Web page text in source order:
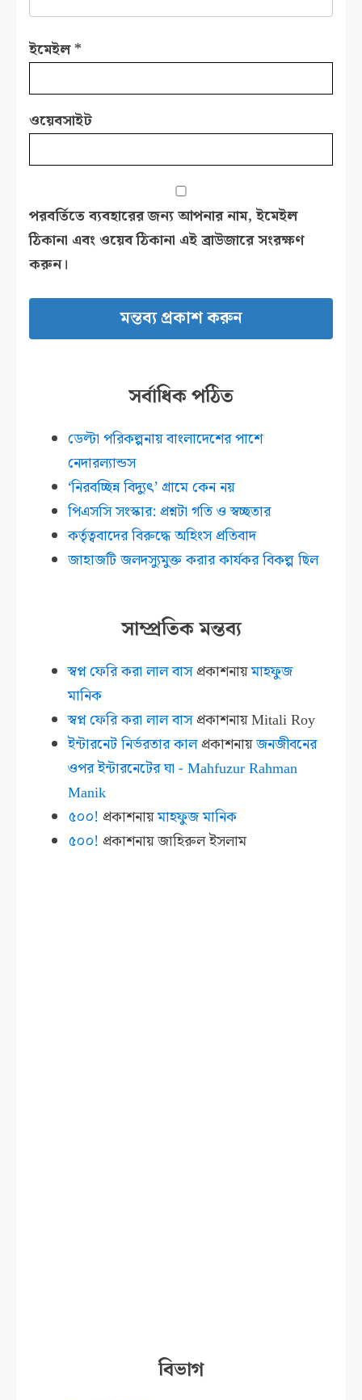
ইমেইল*
ওয়েবসাইট
পরবর্তিতে ব্যবহারের জন্য আপনার নাম, ইমেইল
ঠিকানা এবং ওয়েব ঠিকানা এই ব্রাউজারে সংরক্ষণ
করুন।
সর্বাধিক পঠিত
ডেল্টা পরিকল্পনায় বাংলাদেশের পাশে
নেদারল্যান্ডস
‘নিরবচ্ছিন্ন বিদ্যুৎ’ গ্রামে কেন নয়
পিএসসি সংস্কার: প্রশ্নটা গতি ও স্বচ্ছতার
কর্তৃত্ববাদের বিরুদ্ধে অহিংস প্রতিবাদ
জাহাজটি জলদস্যুমুক্ত করার কার্যকর বিকল্প ছিল
সাম্প্রতিক মন্তব্য
স্বপ্ন ফেরি করা লাল বাসপ্রকাশনায়মাহফুজ
মানিক
স্বপ্ন ফেরি করা লাল বাসপ্রকাশনায়Mitali Roy
ইন্টারনেট নির্ভরতার কালপ্রকাশনায়জনজীবনের
ওপর ইন্টারনেটের ঘা - Mahfuzur Rahman
Manik
৫০০! প্রকাশনায়মাহফুজ মানিক
৫০০! প্রকাশনায়জাহিরুল ইসলাম
বিভাগ